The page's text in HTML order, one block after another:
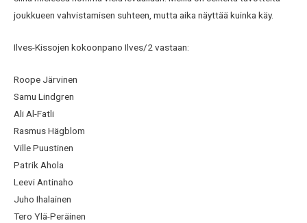
joukkueen vahvistamisen suhteen, mutta aika näyttää kuinka käy.
Ilves-Kissojen kokoonpano Ilves/2 vastaan:
Roope Järvinen
Samu Lindgren
Ali Al-Fatli
Rasmus Hägblom
Ville Puustinen
Patrik Ahola
Leevi Antinaho
Juho Ihalainen
Tero Ylä-Peräinen